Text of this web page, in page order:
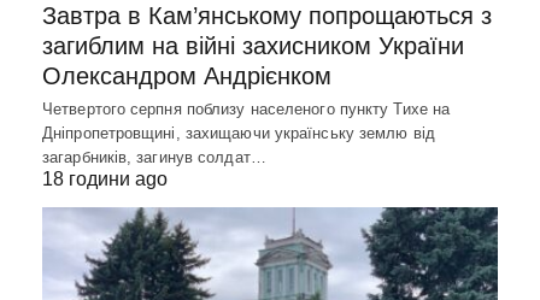
Завтра в Кам’янському попрощаються з
загиблим на війні захисником України
Олександром Андрієнком
Четвертого серпня поблизу населеного пункту Тихе на
Дніпропетровщині, захищаючи українську землю від
загарбників, загинув солдат…
18 години ago